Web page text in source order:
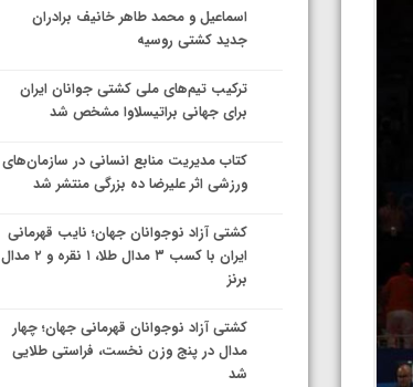
اسماعیل و محمد طاهر خانیف برادران
جدید کشتی روسیه
ترکیب تیم‌های ملی کشتی جوانان ایران
برای جهانی براتیسلاوا مشخص شد
کتاب مدیریت منابع انسانی در سازمان‌های
ورزشی اثر علیرضا ده بزرگی منتشر شد
کشتی آزاد نوجوانان جهان؛ نایب قهرمانی
ایران با کسب ۳ مدال طلا، ۱ نقره و ۲ مدال
برنز
کشتی آزاد نوجوانان قهرمانی جهان؛ چهار
مدال در پنج وزن نخست، فراستی طلایی
شد